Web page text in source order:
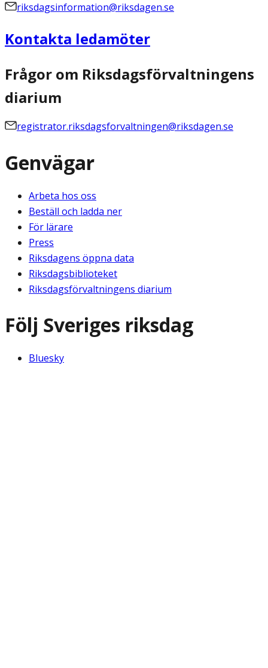
riksdagsinformation@riksdagen.se
Kontakta ledamöter
Frågor om Riksdagsförvaltningens
diarium
registrator.riksdagsforvaltningen@riksdagen.se
Genvägar
Arbeta hos oss
Beställ och ladda ner
För lärare
Press
Riksdagens öppna data
Riksdagsbiblioteket
Riksdagsförvaltningens diarium
Följ Sveriges riksdag
Bluesky